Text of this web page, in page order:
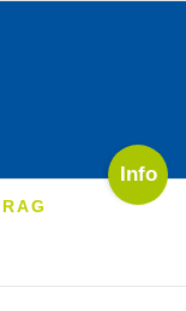
Toggle
Sliding
Area